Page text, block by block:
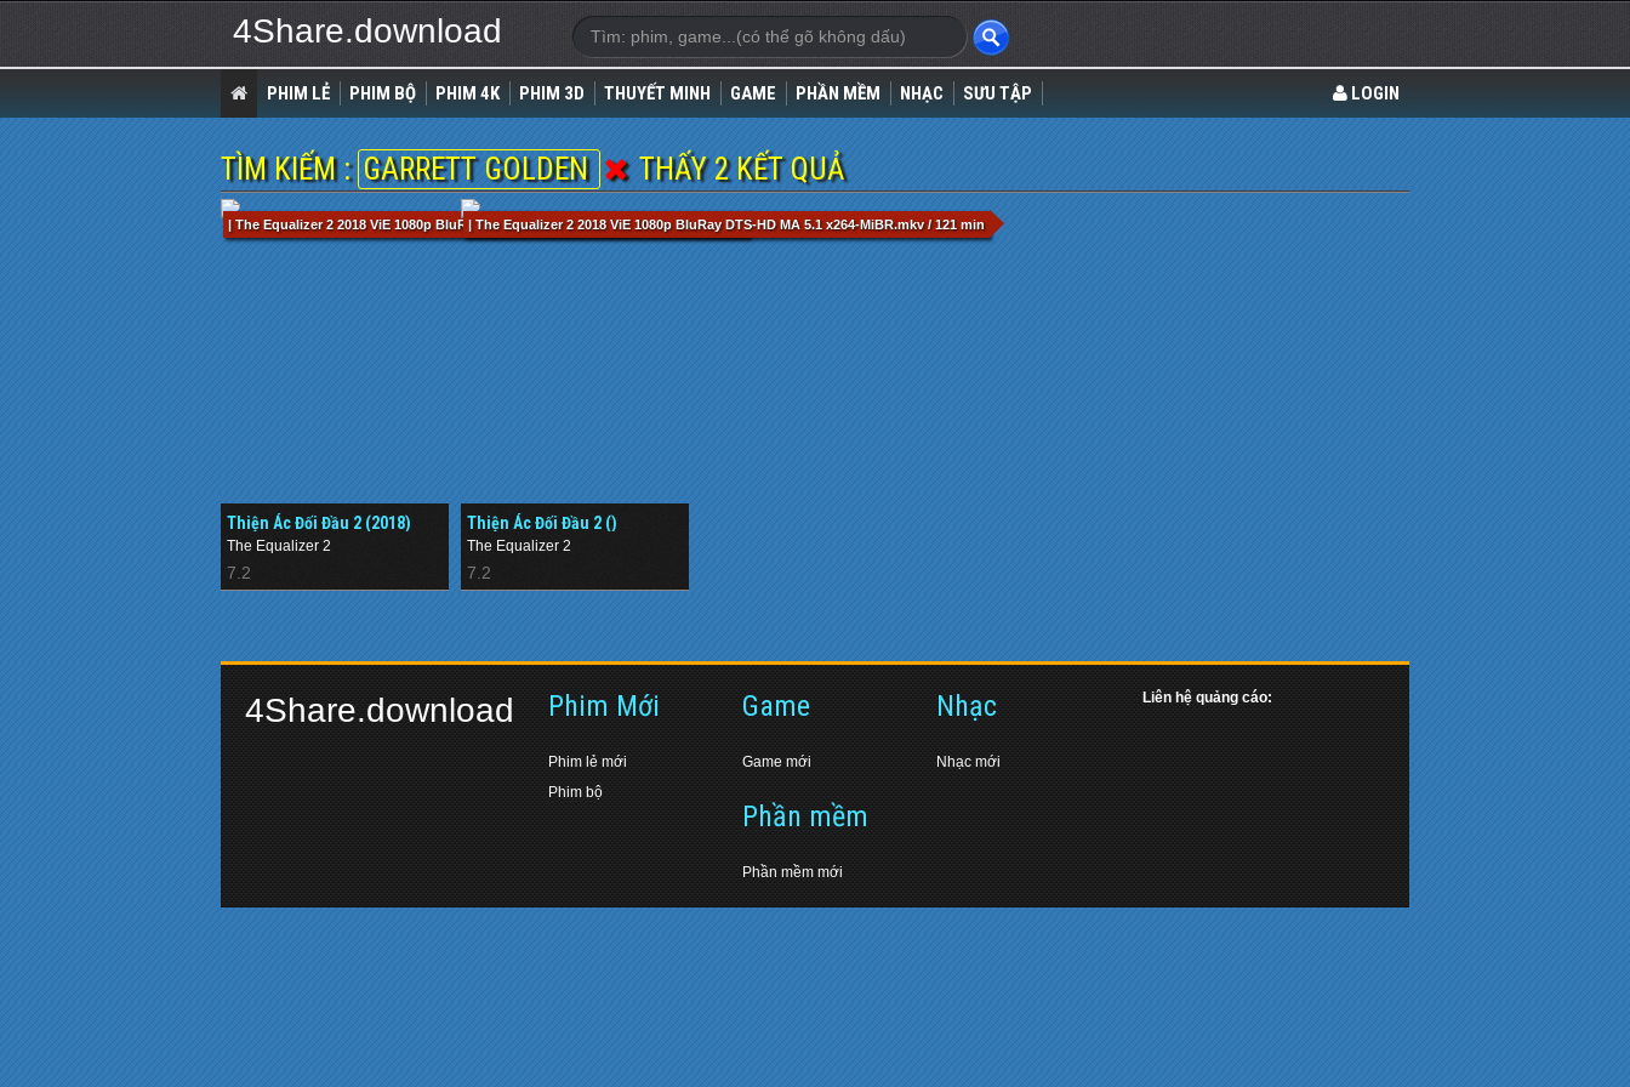
4Share.download
PHIM LẺ PHIM BỘ PHIM 4K PHIM 3D THUYẾT MINH GAME PHẦN MỀM NHẠC SƯU TẬP LOGIN
TÌM KIẾM : GARRETT GOLDEN THẤY 2 KẾT QUẢ
| The Equalizer 2 2018 ViE 1080p BluRay DTS-HD MA 5.1 x264-MiBR.mkv / 121 min
Thiện Ác Đối Đầu 2 (2018)
The Equalizer 2
7.2
| The Equalizer 2 2018 ViE 1080p BluRay DTS-HD MA 5.1 x264-MiBR.mkv / 121 min
Thiện Ác Đối Đầu 2 ()
The Equalizer 2
7.2
4Share.download Phim Mới
Phim lẻ mới
Phim bộ
Game
Game mới
Phần mềm
Phần mềm mới
Nhạc
Nhạc mới
Liên hệ quảng cáo: